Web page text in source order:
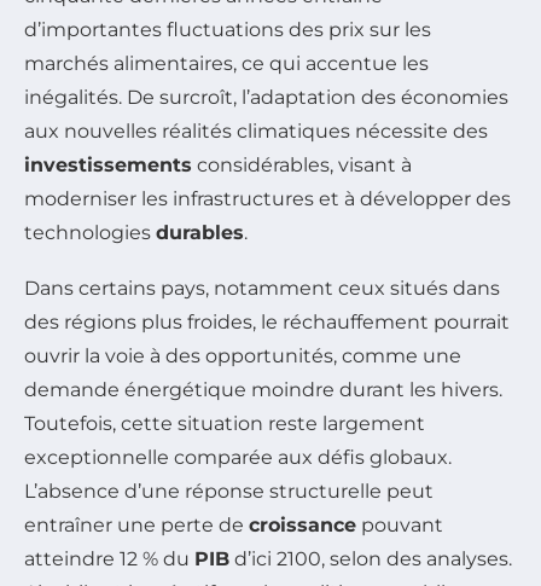
d’importantes fluctuations des prix sur les
marchés alimentaires, ce qui accentue les
inégalités. De surcroît, l’adaptation des économies
aux nouvelles réalités climatiques nécessite des
investissements considérables, visant à
moderniser les infrastructures et à développer des
technologies durables.
Dans certains pays, notamment ceux situés dans
des régions plus froides, le réchauffement pourrait
ouvrir la voie à des opportunités, comme une
demande énergétique moindre durant les hivers.
Toutefois, cette situation reste largement
exceptionnelle comparée aux défis globaux.
L’absence d’une réponse structurelle peut
entraîner une perte de croissance pouvant
atteindre 12 % du PIB d’ici 2100, selon des analyses.